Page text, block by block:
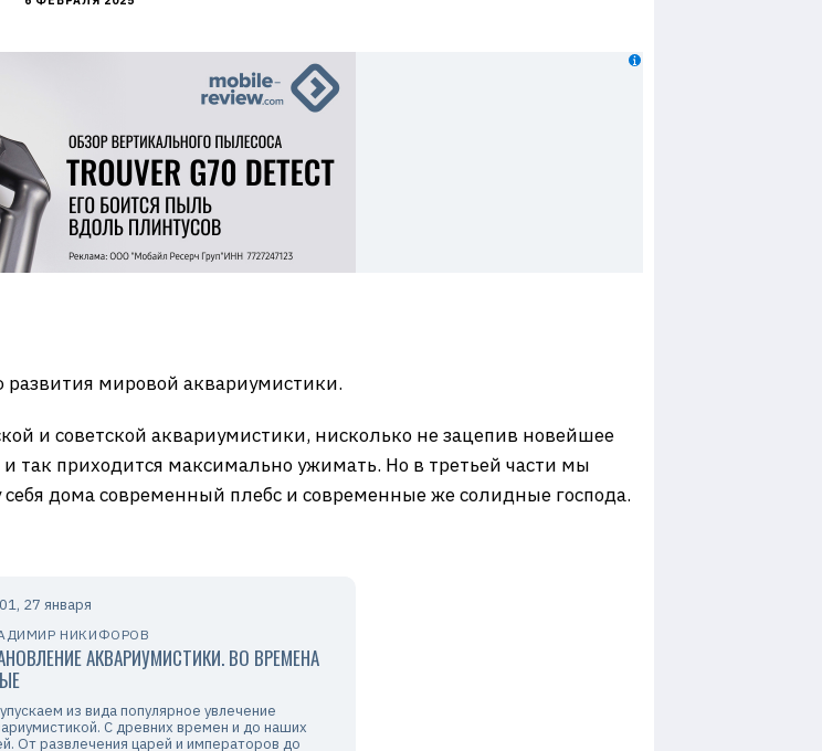
мировой аквариумистики.
и советской аквариумистики, нисколько не зацепив новейшее
так приходится максимально ужимать. Но в третьей части мы
дома современный плебс и современные же солидные господа.
27 января
НИКИФОРОВ
АКВАРИУМИСТИКИ. ВО ВРЕМЕНА
из вида популярное увлечение
С древних времен и до наших
От развлечения царей и императоров до